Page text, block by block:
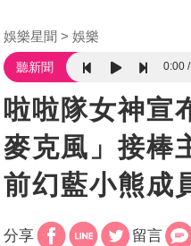
娛樂星聞 娛樂
聽新聞 0:00
啦啦隊女神宣
麥克風」接棒
前幻藍小熊成
分享 留言